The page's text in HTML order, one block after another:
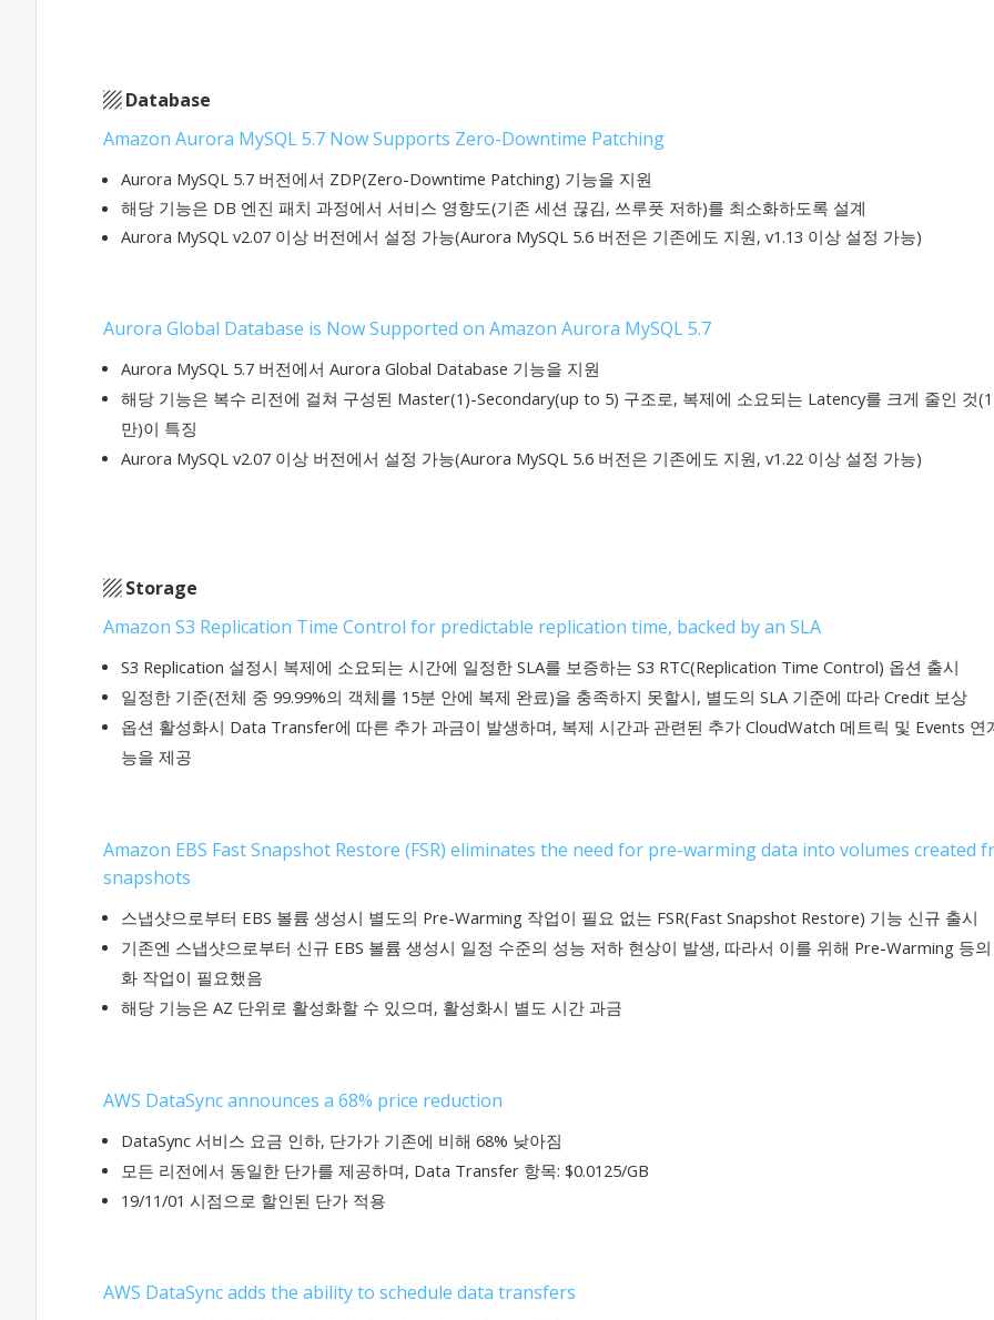
▨​ Database
Amazon Aurora MySQL 5.7 Now Supports Zero-Downtime Patching
Aurora MySQL 5.7 버전에서 ZDP(Zero-Downtime Patching) 기능을 지원
해당 기능은 DB 엔진 패치 과정에서 서비스 영향도(기존 세션 끊김, 쓰루풋 저하)를 최소화하도록 설계
Aurora MySQL v2.07 이상 버전에서 설정 가능(Aurora MySQL 5.6 버전은 기존에도 지원, v1.13 이상 설정 가능)
Aurora Global Database is Now Supported on Amazon Aurora MySQL 5.7
Aurora MySQL 5.7 버전에서 Aurora Global Database 기능을 지원
해당 기능은 복수 리전에 걸쳐 구성된 Master(1)-Secondary(up to 5) 구조로, 복제에 소요되는 Latency를 크게 줄인 것
만)이 특징
Aurora MySQL v2.07 이상 버전에서 설정 가능(Aurora MySQL 5.6 버전은 기존에도 지원, v1.22 이상 설정 가능)
▨​ Storage
Amazon S3 Replication Time Control for predictable replication time, backed by an SLA
S3 Replication 설정시 복제에 소요되는 시간에 일정한 SLA를 보증하는 S3 RTC(Replication Time Control) 옵션 출시
일정한 기준(전체 중 99.99%의 객체를 15분 안에 복제 완료)을 충족하지 못할시, 별도의 SLA 기준에 따라 Credit 보상
옵션 활성화시 Data Transfer에 따른 추가 과금이 발생하며, 복제 시간과 관련된 추가 CloudWatch 메트릭 및 Events 연
능을 제공
Amazon EBS Fast Snapshot Restore (FSR) eliminates the need for pre-warming data into volumes created
snapshots
스냅샷으로부터 EBS 볼륨 생성시 별도의 Pre-Warming 작업이 필요 없는 FSR(Fast Snapshot Restore) 기능 신규 출시
기존엔 스냅샷으로부터 신규 EBS 볼륨 생성시 일정 수준의 성능 저하 현상이 발생, 따라서 이를 위해 Pre-Warming 등
화 작업이 필요했음
해당 기능은 AZ 단위로 활성화할 수 있으며, 활성화시 별도 시간 과금​
AWS DataSync announces a 68% price reduction
DataSync 서비스 요금 인하, 단가가 기존에 비해 68% 낮아짐
모든 리전에서 동일한 단가를 제공하며, Data Transfer 항목: $0.0125/GB
19/11/01 시점으로 할인된 단가 적용
AWS DataSync adds the ability to schedule data transfers